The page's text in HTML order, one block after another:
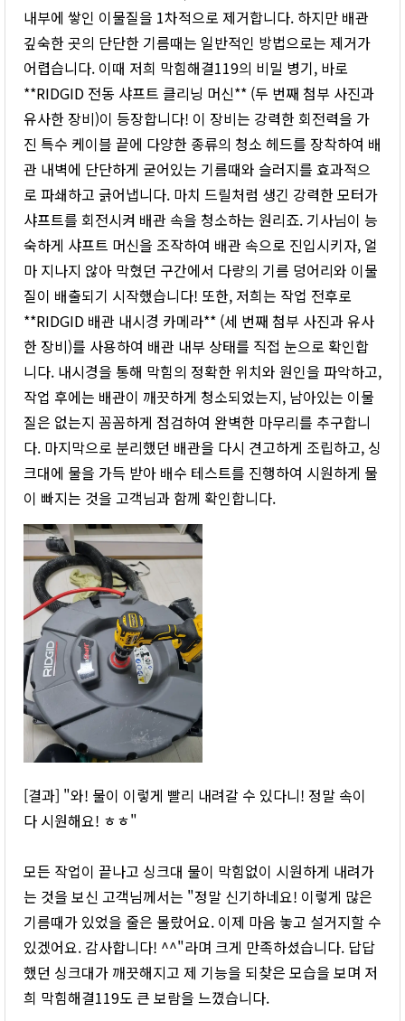
내부에 쌓인 이물질을 1차적으로 제거합니다. 하지만 배관
깊숙한 곳의 단단한 기름때는 일반적인 방법으로는 제거가
어렵습니다. 이때 저희 막힘해결119의 비밀 병기, 바로
**RIDGID 전동 샤프트 클리닝 머신** (두 번째 첨부 사진과
유사한 장비)이 등장합니다! 이 장비는 강력한 회전력을 가
진 특수 케이블 끝에 다양한 종류의 청소 헤드를 장착하여 배
관 내벽에 단단하게 굳어있는 기름때와 슬러지를 효과적으
로 파쇄하고 긁어냅니다. 마치 드릴처럼 생긴 강력한 모터가
샤프트를 회전시켜 배관 속을 청소하는 원리죠. 기사님이 능
숙하게 샤프트 머신을 조작하여 배관 속으로 진입시키자, 얼
마 지나지 않아 막혔던 구간에서 다량의 기름 덩어리와 이물
질이 배출되기 시작했습니다! 또한, 저희는 작업 전후로
**RIDGID 배관 내시경 카메라** (세 번째 첨부 사진과 유사
한 장비)를 사용하여 배관 내부 상태를 직접 눈으로 확인합
니다. 내시경을 통해 막힘의 정확한 위치와 원인을 파악하고,
작업 후에는 배관이 깨끗하게 청소되었는지, 남아있는 이물
질은 없는지 꼼꼼하게 점검하여 완벽한 마무리를 추구합니
다. 마지막으로 분리했던 배관을 다시 견고하게 조립하고, 싱
크대에 물을 가득 받아 배수 테스트를 진행하여 시원하게 물
이 빠지는 것을 고객님과 함께 확인합니다.
[결과] "와! 물이 이렇게 빨리 내려갈 수 있다니! 정말 속이
다 시원해요! ㅎㅎ"
모든 작업이 끝나고 싱크대 물이 막힘없이 시원하게 내려가
는 것을 보신 고객님께서는 "정말 신기하네요! 이렇게 많은
기름때가 있었을 줄은 몰랐어요. 이제 마음 놓고 설거지할 수
있겠어요. 감사합니다! ^^"라며 크게 만족하셨습니다. 답답
했던 싱크대가 깨끗해지고 제 기능을 되찾은 모습을 보며 저
희 막힘해결119도 큰 보람을 느꼈습니다.